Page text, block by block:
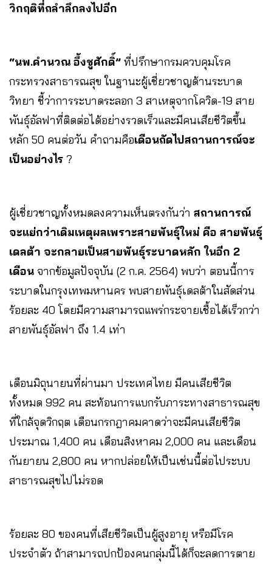
วิกฤติที่ถลำลึกลงไปอีก
“นพ.คำนวณ อึ้งชูศักดิ์” ที่ปรึกษากรมควบคุมโรค
กระทรวงสาธารณสุข ในฐานะผู้เชี่ยวชาญด้านระบาด
วิทยา ชี้ว่าการระบาดระลอก 3 สาเหตุจากโควิด-19 สาย
พันธุ์อัลฟาที่ติดต่อได้อย่างรวดเร็วและมีคนเสียชีวิตขึ้น
หลัก 50 คนต่อวัน คำถามคือเดือนถัดไปสถานการณ์จะ
เป็นอย่างไร ?
ผู้เชี่ยวชาญทั้งหมดลงความเห็นตรงกันว่า สถานการณ์
จะแย่กว่าเดิมเหตุผลเพราะสายพันธุ์ใหม่ คือ สายพันธุ์
เดลต้า จะกลายเป็นสายพันธุ์ระบาดหลัก ในอีก 2
เดือน จากข้อมูลปัจจุบัน (2 ก.ค. 2564) พบว่า ตอนนี้การ
ระบาดในกรุงเทพมหานคร พบสายพันธุ์เดลต้าในสัดส่วน
ร้อยละ 40 โดยมีความสามารถแพร่กระจายเชื้อได้เร็วกว่า
สายพันธุ์อัลฟา ถึง 1.4 เท่า
เดือนมิถุนายนที่ผ่านมา ประเทศไทย มีคนเสียชีวิต
ทั้งหมด 992 คน สะท้อนการแบกรับภาระทางสาธารณสุข
ที่ใกล้จุดวิกฤต เดือนกรกฎาคมคาดว่าจะมีคนเสียชีวิต
ประมาณ 1,400 คน เดือนสิงหาคม 2,000 คน และเดือน
กันยายน 2,800 คน หากปล่อยให้เป็นเช่นนี้ต่อไประบบ
สาธารณสุขไปไม่รอด
ร้อยละ 80 ของคนที่เสียชีวิตเป็นผู้สูงอายุ หรือมีโรค
ประจำตัว ถ้าสามารถปกป้องคนกลุ่มนี้ได้ก็จะลดการตาย